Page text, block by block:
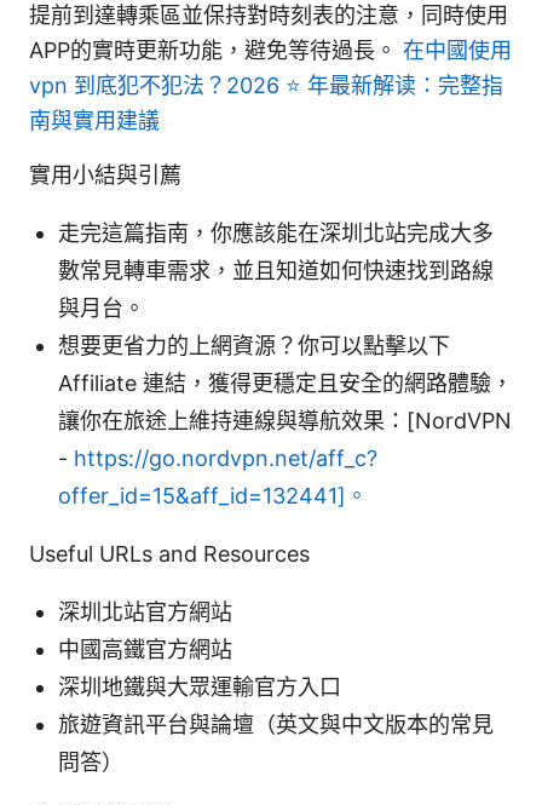
提前到達轉乘區並保持對時刻表的注意，同時使用
APP的實時更新功能，避免等待過長。 在中國使用
vpn 到底犯不犯法？2026 ⭐ 年最新解读：完整指
南與實用建議
實用小結與引薦
走完這篇指南，你應該能在深圳北站完成大多
數常見轉車需求，並且知道如何快速找到路線
與月台。
想要更省力的上網資源？你可以點擊以下
Affiliate 連結，獲得更穩定且安全的網路體驗，
讓你在旅途上維持連線與導航效果：[NordVPN
- https://go.nordvpn.net/aff_c?
offer_id=15&aff_id=132441]。
Useful URLs and Resources
深圳北站官方網站
中國高鐵官方網站
深圳地鐵與大眾運輸官方入口
旅遊資訊平台與論壇（英文與中文版本的常見
問答）